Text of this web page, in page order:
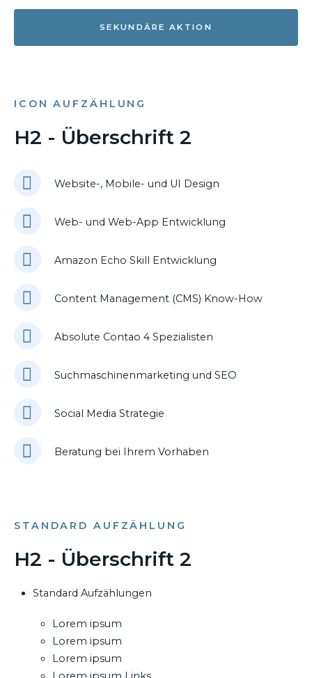
SEKUNDÄRE AKTION
ICON AUFZÄHLUNG
H2 - Überschrift 2
Website-, Mobile- und UI Design
Web- und Web-App Entwicklung
Amazon Echo Skill Entwicklung
Content Management (CMS) Know-How
Absolute Contao 4 Spezialisten
Suchmaschinenmarketing und SEO
Social Media Strategie
Beratung bei Ihrem Vorhaben
STANDARD AUFZÄHLUNG
H2 - Überschrift 2
Standard Aufzählungen
Lorem ipsum
Lorem ipsum
Lorem ipsum